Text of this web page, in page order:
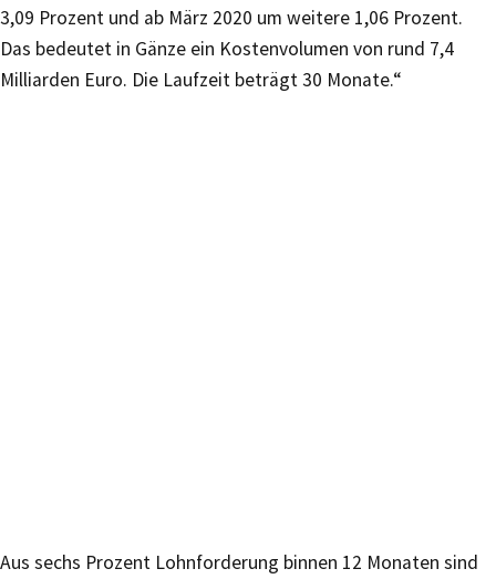
3,09 Prozent und ab März 2020 um weitere 1,06 Prozent.
Das bedeutet in Gänze ein Kostenvolumen von rund 7,4
Milliarden Euro. Die Laufzeit beträgt 30 Monate.“
Aus sechs Prozent Lohnforderung binnen 12 Monaten sind